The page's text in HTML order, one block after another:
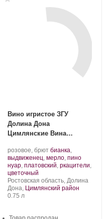
Вино игристое ЗГУ
Долина Дона
Цимлянские Вина
Производитель:
Цимлянские
Вина.
розовое, брют .
Сорт
винограда:
бианка,
выдвиженец, мерло, пино
нуар, платовский, ркацители,
цветочный.
Регион:
Ростовская область, Долина
Дона, Цимлянский район
Объем
0.75 л